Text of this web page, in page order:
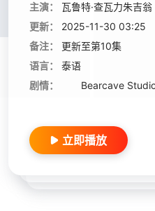
主演：
瓦鲁特·查瓦力朱吉翁
更新：
2025-11-30 03:25
备注：
更新至第10集
语言：
泰语
剧情：
Bearcave Studio
立即播放